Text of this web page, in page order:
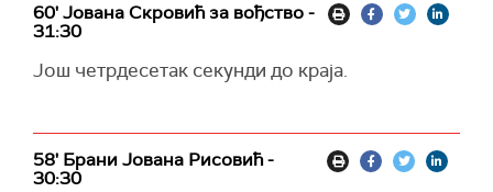
60' Јована Скровић за вођство -
31:30
Још четрдесетак секунди до краја.
58' Брани Јована Рисовић -
30:30